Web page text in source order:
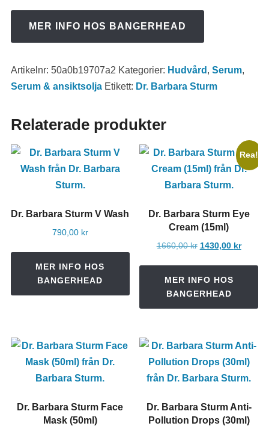
MER INFO HOS BANGERHEAD
Artikelnr: 50a0b19707a2 Kategorier: Hudvård , Serum,
Serum & ansiktsolja Etikett: Dr. Barbara Sturm
Relaterade produkter
Dr. Barbara Sturm V Wash
790,00 kr
MER INFO HOS
BANGERHEAD
Rea!
Dr. Barbara Sturm Eye
Cream (15ml)
1660,00kr Det
1430,00 krDet
MER INFO HOS
BANGERHEAD
Dr. Barbara Sturm Face
Mask (50ml)
Dr. Barbara Sturm Anti-
Pollution Drops (30ml)